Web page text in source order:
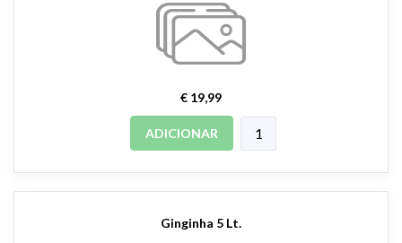
€ 19,99
ADICIONAR
Ginginha 5 Lt.